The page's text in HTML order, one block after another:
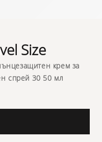
Size
крем за
спрей 30 50 мл